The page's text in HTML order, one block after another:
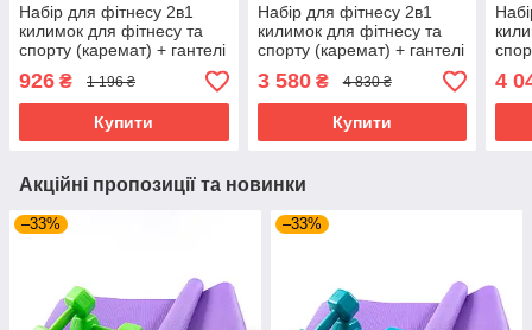
Набір для фітнесу 2в1
килимок для фітнесу та
спорту (каремат) + гантелі
2шт по 1 кг OSPORT Set
14 (n-0045) Фіолетовий
926 ₴ 1 196 ₴
Купити
Набір для фітнесу 2в1
килимок для фітнесу та
спорту (каремат) + гантелі
2шт по 7 кг OSPORT Set
22 (n-0053) Фіолетовий
3 580₴ 4 830 ₴
Купити
2шт
23
4
Акційні пропозиції та новинки
–33% –33%